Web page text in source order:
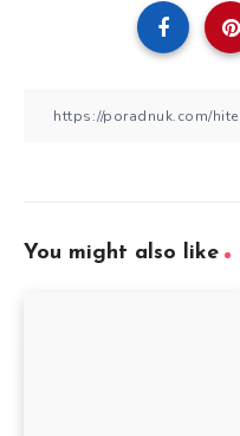
You might also like